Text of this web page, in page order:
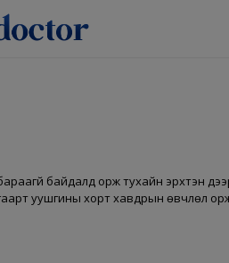
байдалд орж тухайн эрхтэн
уушгины хорт хавдрын өвчлөл